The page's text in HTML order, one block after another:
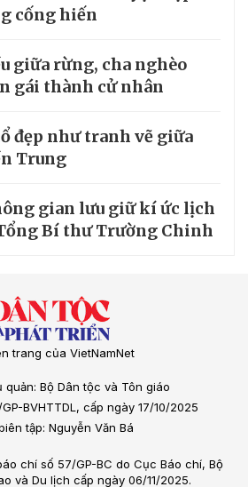
cống hiến
giữa rừng, cha nghèo
gái thành cử nhân
đẹp như tranh vẽ giữa
Trung
gian lưu giữ kí ức lịch
Bí thư Trường Chinh
trang của VietNamNet
quản: Bộ Dân tộc và Tôn giáo
BVHTTDL, cấp ngày 17/10/2025
tập: Nguyễn Văn Bá
chí số 57/GP-BC do Cục Báo chí, Bộ
và Du lịch cấp ngày 06/11/2025.